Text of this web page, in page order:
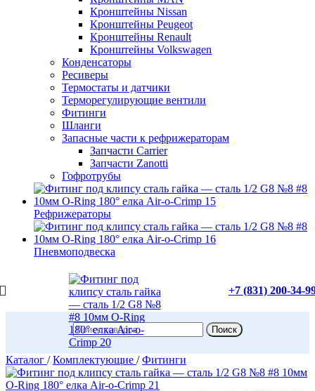
Кронштейны Nissan
Кронштейны Peugeot
Кронштейны Renault
Кронштейны Volkswagen
Конденсаторы
Ресиверы
Термостаты и датчики
Терморегулирующие вентили
Фитинги
Шланги
Запасные части к рефрижераторам
Запчасти Carrier
Запчасти Zanotti
Гофротрубы
Рефрижераторы
Пневмоподвеска
+7 (831) 200-34-
Поиск
Каталог / Комплектующие / Фитинги